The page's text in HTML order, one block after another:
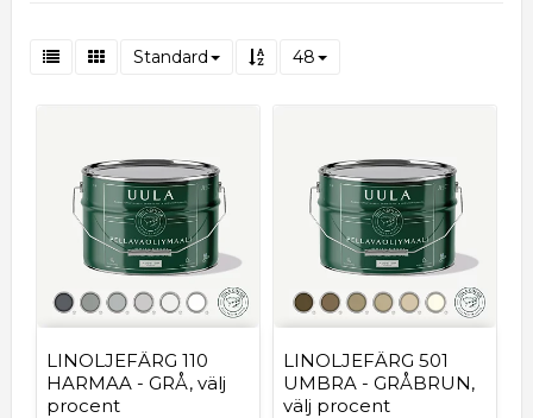
Standard 48
LINOLJEFÄRG 110
HARMAA - GRÅ, välj
procent
LINOLJEFÄRG 501
UMBRA - GRÅBRUN,
välj procent